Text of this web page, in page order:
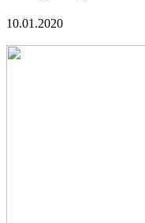
10.01.2020